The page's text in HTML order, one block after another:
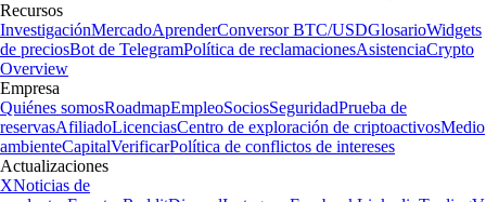
Recursos
InvestigaciónMercadoAprenderConversor BTC/USDGlosarioWidgets
de preciosBot de TelegramPolítica de reclamacionesAsistenciaCrypto
Overview
Empresa
Quiénes somosRoadmapEmpleoSociosSeguridadPrueba de
reservasAfiliadoLicenciasCentro de exploración de criptoactivosMedio
ambienteCapitalVerificarPolítica de conflictos de intereses
Actualizaciones
XNoticias de